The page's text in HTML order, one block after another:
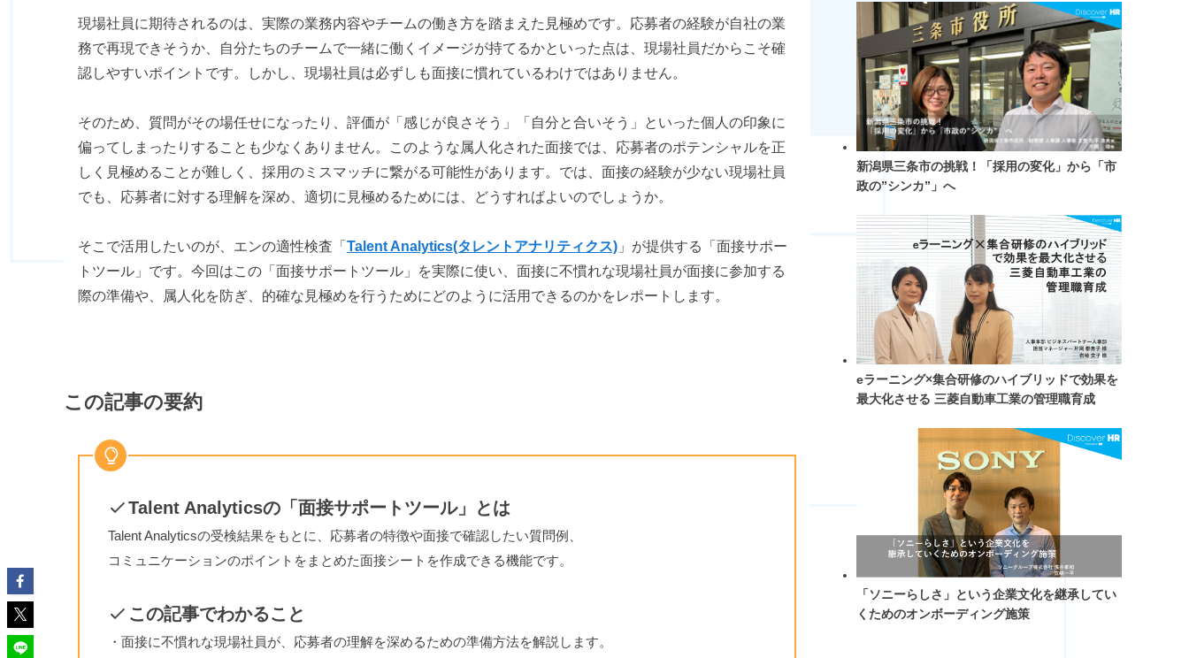
現場社員に期待されるのは、実際の業務内容やチームの働き方を踏まえた見極めです。応募者の経験が自社の業
務で再現できそうか、自分たちのチームで一緒に働くイメージが持てるかといった点は、現場社員だからこそ確
認しやすいポイントです。しかし、現場社員は必ずしも面接に慣れているわけではありません。
そのため、質問がその場任せになったり、評価が「感じが良さそう」「自分と合いそう」といった個人の印象に
偏ってしまったりすることも少なくありません。このような属人化された面接では、応募者のポテンシャルを正
しく見極めることが難しく、採用のミスマッチに繋がる可能性があります。では、面接の経験が少ない現場社員
でも、応募者に対する理解を深め、適切に見極めるためには、どうすればよいのでしょうか。
そこで活用したいのが、エンの適性検査「 Talent Analytics(タレントアナリティクス) 」が提供する「面接サポー
トツール」です。今回はこの「面接サポートツール」を実際に使い、面接に不慣れな現場社員が面接に参加する
際の準備や、属人化を防ぎ、的確な見極めを行うためにどのように活用できるのかをレポートします。
この記事の要約
Talent Analyticsの「面接サポートツール」とは
Talent Analyticsの受検結果をもとに、応募者の特徴や面接で確認したい質問例、
コミュニケーションのポイントをまとめた面接シートを作成できる機能です。
この記事でわかること
・面接に不慣れな現場社員が、応募者の理解を深めるための準備方法を解説します。
新潟県三条市の挑戦！「採用の変化」から「市
政の”シンカ”」へ
eラーニング×集合研修のハイブリッドで効果を
最大化させる 三菱自動車工業の管理職育成
「ソニーらしさ」という企業文化を継承してい
くためのオンボーディング施策